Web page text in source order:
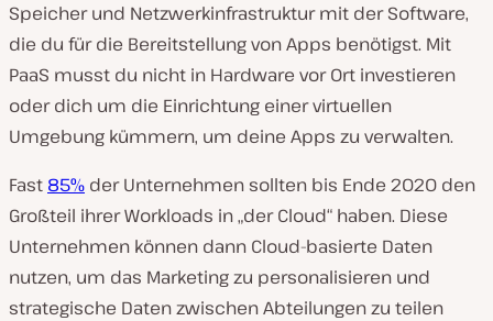
Speicher und Netzwerkinfrastruktur mit der Software,
die du für die Bereitstellung von Apps benötigst. Mit
PaaS musst du nicht in Hardware vor Ort investieren
oder dich um die Einrichtung einer virtuellen
Umgebung kümmern, um deine Apps zu verwalten.
Fast 85% der Unternehmen sollten bis Ende 2020 den
Großteil ihrer Workloads in „der Cloud“ haben. Diese
Unternehmen können dann Cloud-basierte Daten
nutzen, um das Marketing zu personalisieren und
strategische Daten zwischen Abteilungen zu teilen